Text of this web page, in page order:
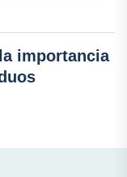
importancia